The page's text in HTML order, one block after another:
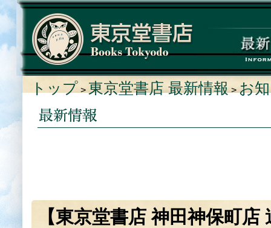
トップ > 東京堂書店 最新情報 > お
【東京堂書店 神田神保町